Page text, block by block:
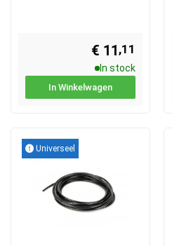
€ 11,11
In stock
In Winkelwagen
Universeel